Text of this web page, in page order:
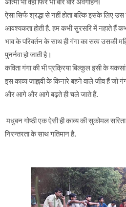
आत्मा भी वही फिर भी बार बार अवगाहन!
ऐसा सिर्फ श्रद्धा से नहीं होता बल्कि इसके लिए
आवश्यकता होती है. हम कभी सुरसरि में नहाते हैं
भाव के परिवर्तन के साथ ही गंगा का सत्व उसकी
पुनर्नवा हो जाती है।
कविता गंगा की भी प्रक्रिया बिल्कुल इसी के
इस काव्य जाह्नवी के किनारे बहने वाले जीव हैं जो
और आगे और आगे बढ़ते ही चले जाते हैं.
मधुबन गोष्ठी एक ऐसी ही काव्य की सुकोमल
निरन्तरता के साथ गतिमान है.